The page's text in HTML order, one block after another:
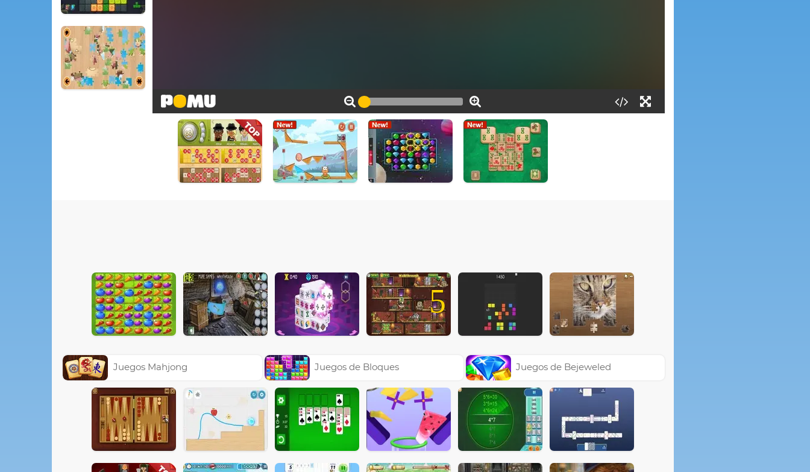
5
Juegos Mahjong Juegos de Bloques Juegos de Bejeweled